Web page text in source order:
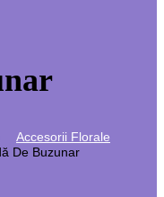
Accesorii Florale
De Buzunar